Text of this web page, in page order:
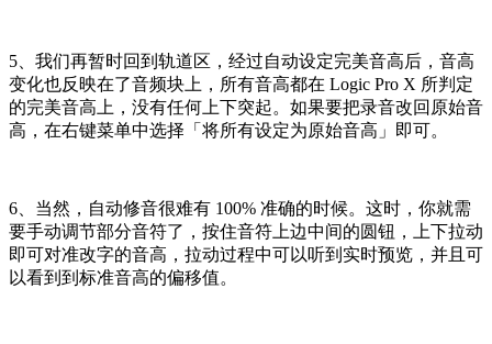
5、我们再暂时回到轨道区，经过自动设定完美音高后，音高
变化也反映在了音频块上，所有音高都在 Logic Pro X 所判定
的完美音高上，没有任何上下突起。如果要把录音改回原始音
高，在右键菜单中选择「将所有设定为原始音高」即可。
6、当然，自动修音很难有 100% 准确的时候。这时，你就需
要手动调节部分音符了，按住音符上边中间的圆钮，上下拉动
即可对准改字的音高，拉动过程中可以听到实时预览，并且可
以看到到标准音高的偏移值。